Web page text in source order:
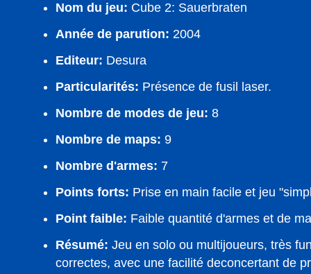
Nom du jeu: Cube 2: Sauerbraten
Année de parution: 2004
Editeur: Desura
Particularités: Présence de fusil laser.
Nombre de modes de jeu: 8
Nombre de maps: 9
Nombre d'armes: 7
Points forts: Prise en main facile et jeu
Point faible: Faible quantité d'armes et de
Résumé: Jeu en solo ou multijoueurs, très
correctes, avec une facilité deconcertant de